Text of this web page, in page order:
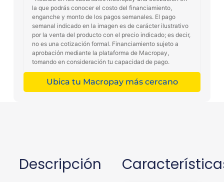
la que podrás conocer el costo del financiamiento,
enganche y monto de los pagos semanales. El pago
semanal indicado en la imagen es de carácter ilustrativo
por la venta del producto con el precio indicado; es decir,
no es una cotización formal. Financiamiento sujeto a
aprobación mediante la plataforma de Macropay,
tomando en consideración tu capacidad de pago.
Ubica tu Macropay más cercano
Descripción